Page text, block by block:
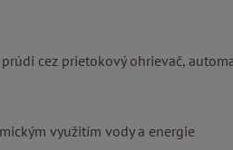
cez prietokový ohrievač,
využitím vody a energie